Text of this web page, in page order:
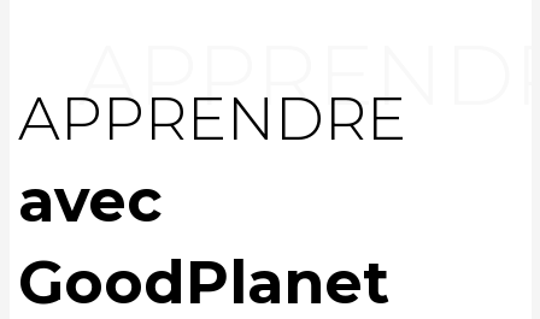
APPRENDRE
avec
GoodPlanet